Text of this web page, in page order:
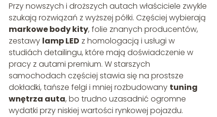
Przy nowszych i droższych autach właściciele zwykle
szukają rozwiązań z wyższej półki. Częściej wybierają
markowe body kity, folie znanych producentów,
zestawy lamp LED z homologacją i usługi w
studiách detailingu, które mają doświadczenie w
pracy z autami premium. W starszych
samochodach częściej stawia się na prostsze
dokładki, tańsze felgi i mniej rozbudowany tuning
wnętrza auta, bo trudno uzasadnić ogromne
wydatki przy niskiej wartości rynkowej pojazdu.